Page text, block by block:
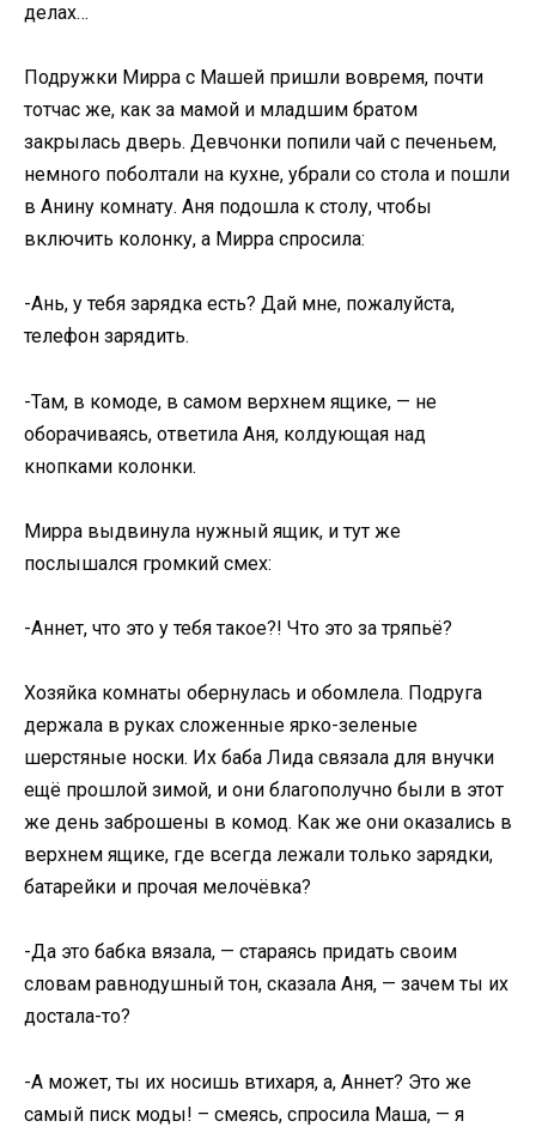
делах…
Подружки Мирра с Машей пришли вовремя, почти
тотчас же, как за мамой и младшим братом
закрылась дверь. Девчонки попили чай с печеньем,
немного поболтали на кухне, убрали со стола и пошли
в Анину комнату. Аня подошла к столу, чтобы
включить колонку, а Мирра спросила:
-Ань, у тебя зарядка есть? Дай мне, пожалуйста,
телефон зарядить.
-Там, в комоде, в самом верхнем ящике, — не
оборачиваясь, ответила Аня, колдующая над
кнопками колонки.
Мирра выдвинула нужный ящик, и тут же
послышался громкий смех:
-Аннет, что это у тебя такое?! Что это за тряпьё?
Хозяйка комнаты обернулась и обомлела. Подруга
держала в руках сложенные ярко-зеленые
шерстяные носки. Их баба Лида связала для внучки
ещё прошлой зимой, и они благополучно были в этот
же день заброшены в комод. Как же они оказались в
верхнем ящике, где всегда лежали только зарядки,
батарейки и прочая мелочёвка?
-Да это бабка вязала, — стараясь придать своим
словам равнодушный тон, сказала Аня, — зачем ты их
достала-то?
-А может, ты их носишь втихаря, а, Аннет? Это же
самый писк моды! – смеясь, спросила Маша, — я